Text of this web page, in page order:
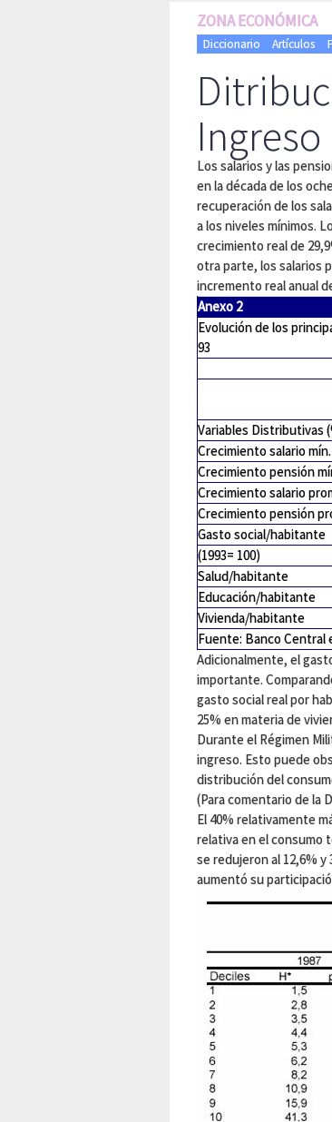
ZONA ECONÓMICA
Diccionario Artículos
Ingreso
Los salarios y las
en la década de los
recuperación de los
a los niveles mínimos.
crecimiento real de
otra parte, los salarios
incremento real anual
Anexo 2
Evolución de los
93
Variables Distributivas
Crecimiento salario mín.
Crecimiento pensión
Crecimiento salario
Crecimiento pensión
Gasto social/habitante
(1993= 100)
Salud/habitante
Educación/habitante
Vivienda/habitante
Fuente: Banco Central
Adicionalmente, el
importante.
gasto social real por
25% en materia de
Durante el Régimen
ingreso. Esto puede
distribución del
(Para comentario de la
El 40% relativamente
relativa en el consumo
se redujeron al 12,6% y
aumentó su